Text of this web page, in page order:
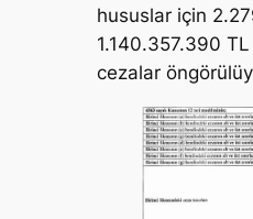
hususlar için
1.140.357.390
cezalar